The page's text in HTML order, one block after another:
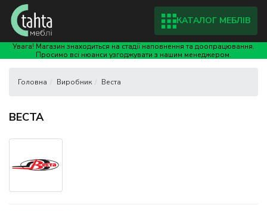
Увага! Магазин знаходиться на стадії наповнення та доопрацювання.
Просимо всі нюанси узгоджувати з нашим менеджером.
КАТАЛОГ МЕБЛІВ
Виробник Веста
ВЕСТА